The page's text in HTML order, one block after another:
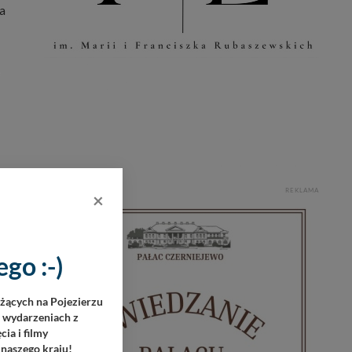
REKLAMA
×
:-)
na Pojezierzu
z
i filmy
kraju!